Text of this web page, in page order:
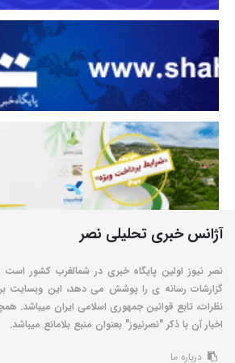
آژانس خبری تحلیلی نصر
نصر نیوز اولین پایگاه خبری در شمالغرب کشور
گزارشات رسانه ی را پوشش می دهد، این وبسایت
نظرات، تابع قوانین جمهوری اسلامی ایران میباشد.
اخبار آن با ذکر "نصرنیوز" بعنوان منبع بلامانع میباشد.
درباره ما